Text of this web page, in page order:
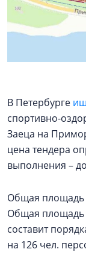
В Петербурге
спортивно-
Заеца на
цена тендера
выполнения –
Общая площадь
Общая площадь
составит
на 126 чел.